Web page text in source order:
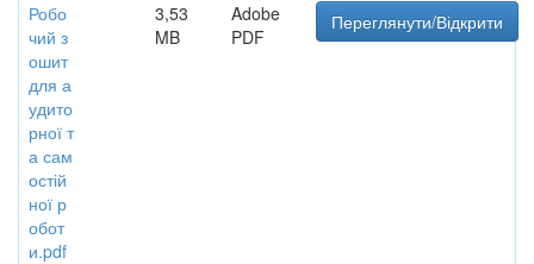
Робо
чий з
ошит
для а
удито
рної т
а сам
остій
ної р
обот
и.pdf
3,53
MB
Adobe
PDF
Переглянути/Відкрити